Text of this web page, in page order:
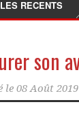
RECENTS
avec les
son
le 08 Août 2019